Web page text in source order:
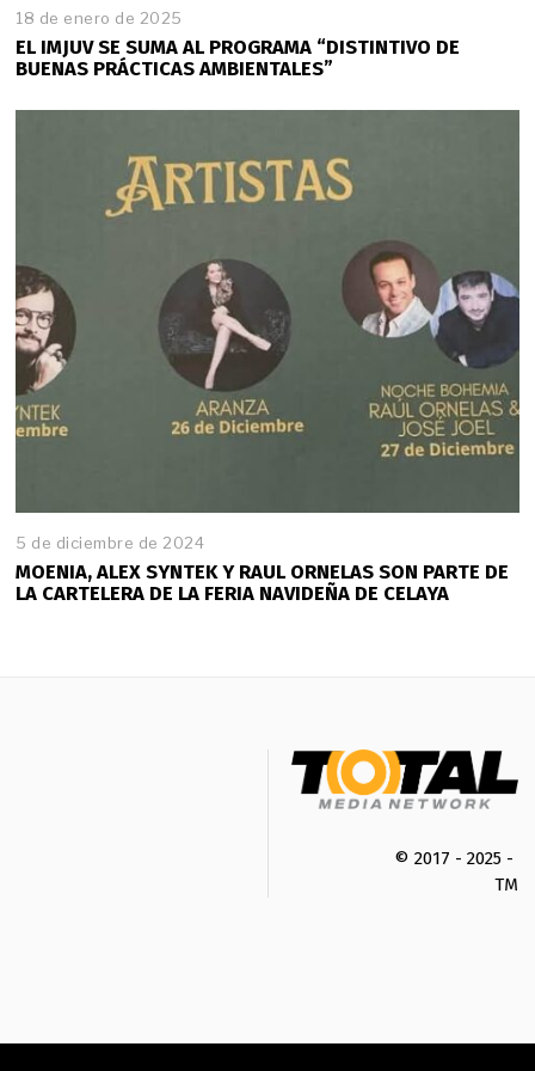
18 de enero de 2025
EL IMJUV SE SUMA AL PROGRAMA “DISTINTIVO DE
BUENAS PRÁCTICAS AMBIENTALES”
5 de diciembre de 2024
MOENIA, ALEX SYNTEK Y RAUL ORNELAS SON PARTE DE
LA CARTELERA DE LA FERIA NAVIDEÑA DE CELAYA
© 2017 - 2025 -